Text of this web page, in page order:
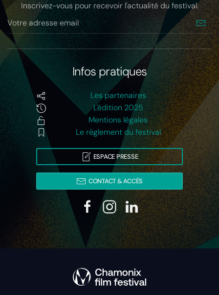
Inscrivez-vous pour recevoir l'actualité du festival.
Infos pratiques
Les partenaires
L'édition 2025
Mentions légales
Le règlement du festival
ESPACE PRESSE
CONTACT & ACCÈS